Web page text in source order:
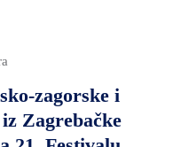
zagorske i
Zagrebačke